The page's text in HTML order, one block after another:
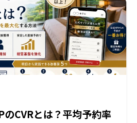
CVRとは？平均予約率